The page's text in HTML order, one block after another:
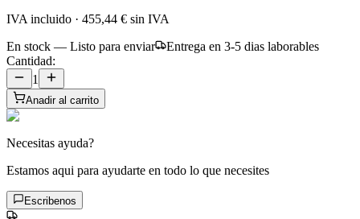
IVA incluido · 455,44 € sin IVA
En stock — Listo para enviar
Entrega en 3-5 dias laborables
Cantidad:
1
Anadir al carrito
Necesitas ayuda?
Estamos aqui para ayudarte en todo lo que necesites
Escribenos